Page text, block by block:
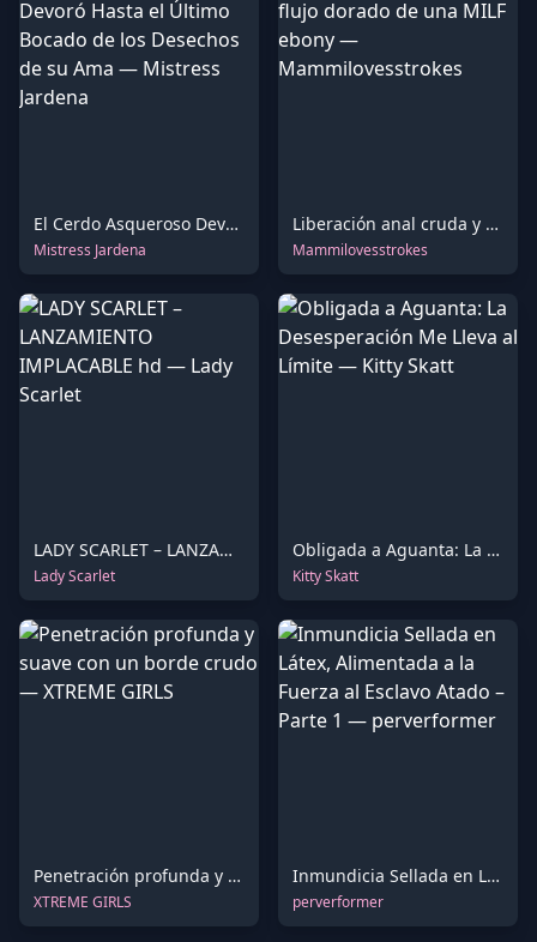
El Cerdo Asqueroso Devoró Hasta el Último Bocado de los Desechos de su Ama
Mistress Jardena
Liberación anal cruda y flujo dorado de una MILF ebony
Mammilovesstrokes
LADY SCARLET – LANZAMIENTO IMPLACABLE hd
Lady Scarlet
Obligada a Aguanta: La Desesperación Me Lleva al Límite
Kitty Skatt
Penetración profunda y suave con un borde crudo
XTREME GIRLS
Inmundicia Sellada en Látex, Alimentada a la Fuerza al Esclavo Atado – Parte 1
perverformer